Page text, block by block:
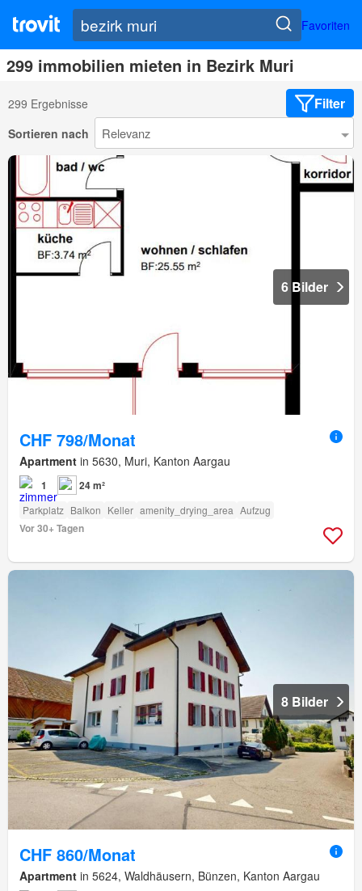
Favoriten
299 immobilien mieten in Bezirk Muri
299 Ergebnisse Filter
Sortieren nach
6 Bilder
CHF 798/Monat
Apartment in 5630, Muri, Kanton Aargau
1 24 m²
Parkplatz Balkon Keller amenity_drying_area Aufzug
Vor 30+ Tagen
8 Bilder
CHF 860/Monat
Apartment in 5624, Waldhäusern, Bünzen, Kanton Aargau